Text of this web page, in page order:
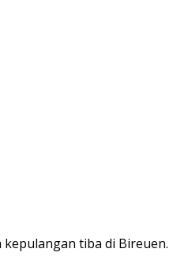
tiba di Bireuen.